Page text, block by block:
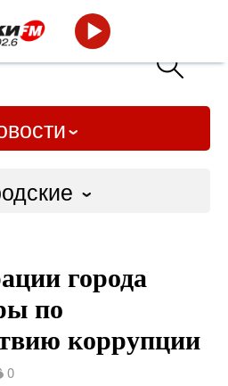
Дело
ВТРК
города
по
коррупции
0